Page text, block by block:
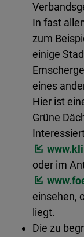
In fast
zum
einige
eines
Hier ist
Grüne
oder im
einsehen,
liegt.
Die zu